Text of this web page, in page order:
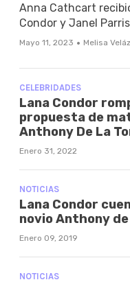
Anna Cathcart
Condor y Janel
Mayo 11, 2023 · Melisa
CELEBRIDADES
Lana Condor
propuesta de
Anthony De La
Enero 31, 2022
NOTICIAS
Lana Condor
novio Anthony
Enero 09, 2019
NOTICIAS